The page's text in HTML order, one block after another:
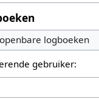
logboeken
gebruiker: